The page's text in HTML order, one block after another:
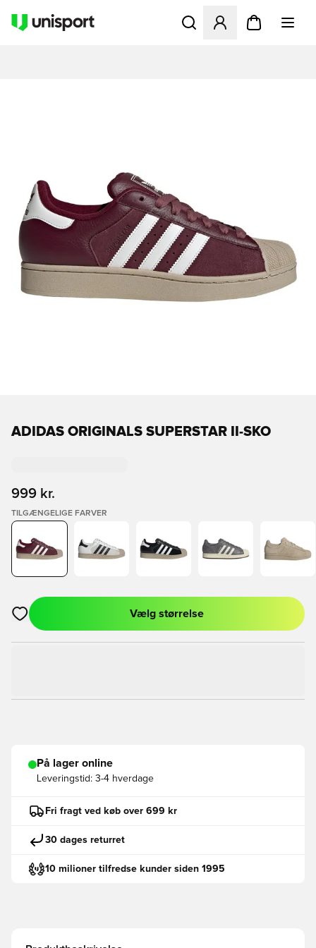
Åbner en Modal til at
ADIDAS ORIGINALS SUPERSTAR II-SKO
999 kr.
TILGÆNGELIGE FARVER
Åbner en Modal til at logge ind eller tilmelde dig som medlem
Vælg størrelse
På lager online
Leveringstid: 3-4 hverdage
Fri fragt ved køb over 699 kr
30 dages returret
10 milioner tilfredse kunder siden 1995